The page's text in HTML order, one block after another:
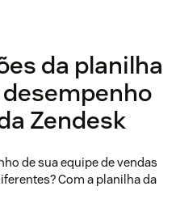
da planilha
Zendesk
de sua equipe de vendas
Com a planilha da